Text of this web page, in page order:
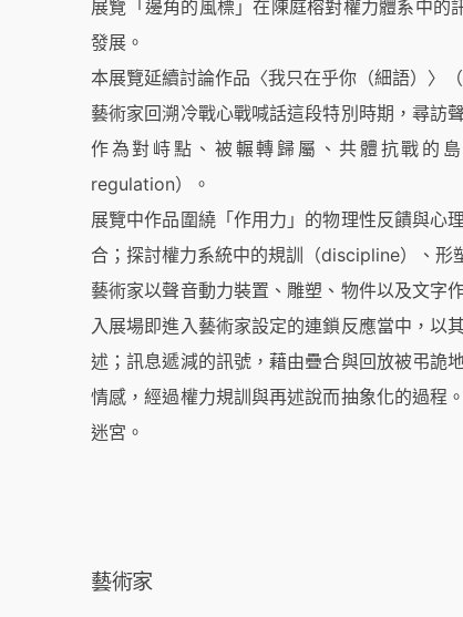
展覽「邊角的風標」在陳庭榕對權力體系中
發展。
本展覽延續討論作品〈我只在乎你（細語）〉
藝術家回溯冷戰心戰喊話這段特別時期，尋訪
作為對峙點、被輾轉歸屬、共體抗戰的
regulation）。
展覽中作品圍繞「作用力」的物理性反饋與心
合；探討權力系統中的規訓（discipline）、形
藝術家以聲音動力裝置、雕塑、物件以及文字
入展場即進入藝術家設定的連鎖反應當中，以
述；訊息遞減的訊號，藉由疊合與回放被弔詭
情感，經過權力規訓與再述說而抽象化的過程
迷宮。
藝術家